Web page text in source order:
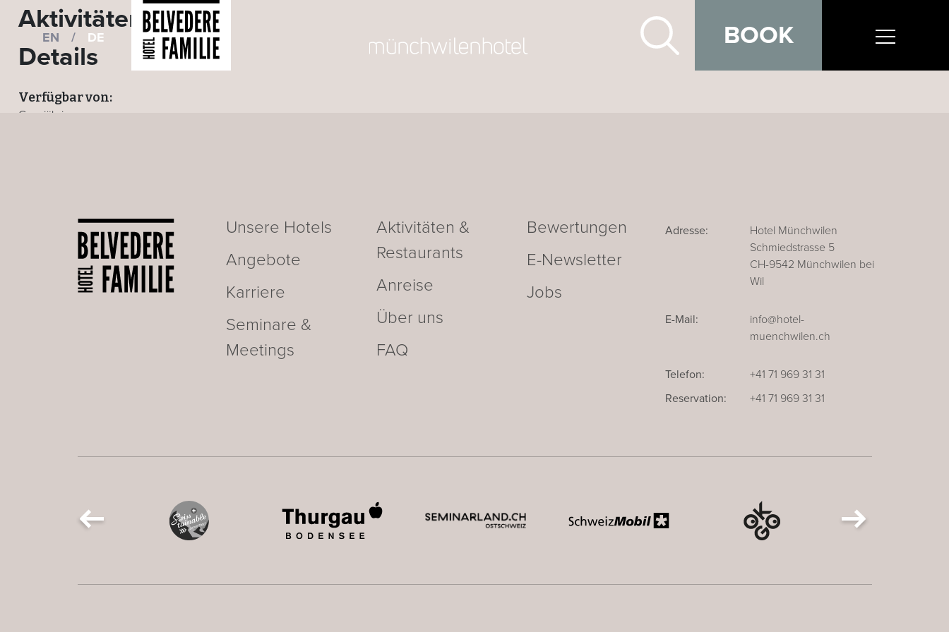
EN / DE BOOK
Aktivitäten
Details
Verfügbar von:
Ganzjährig
Unsere Hotels
Angebote
Karriere
Seminare &
Meetings
Aktivitäten &
Restaurants
Anreise
Über uns
FAQ
Bewertungen
E-Newsletter
Jobs
Adresse:
Hotel Münchwilen
Schmiedstrasse 5
CH-9542 Münchwilen bei
Wil
E-Mail:
info@hotel-
muenchwilen.ch
Telefon:
+41 71 969 31 31
Reservation:
+41 71 969 31 31